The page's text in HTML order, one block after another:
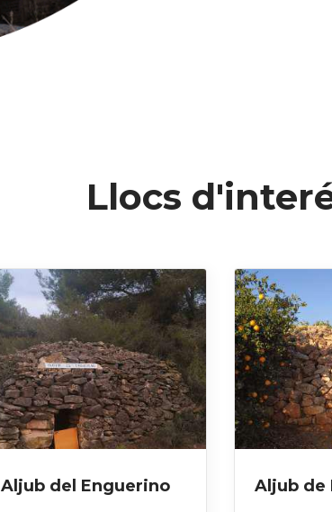
Llocs
Aljub del Enguerino Aljub de